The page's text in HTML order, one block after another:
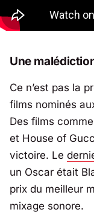
Une
Ce n’est pas la
films nominés
Des films comme
et House of
victoire. Le
un Oscar était
prix du meilleur
mixage sonore.